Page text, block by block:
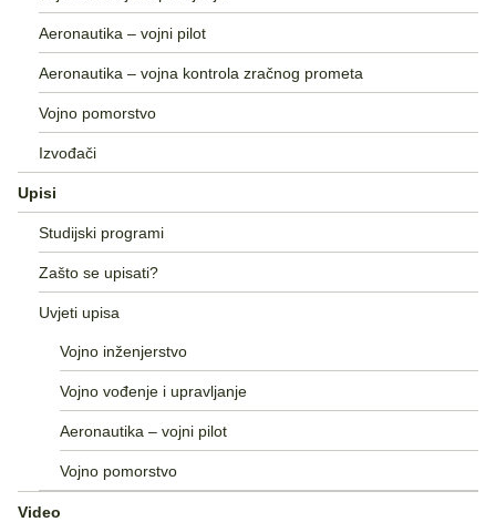
Aeronautika – vojni pilot
Aeronautika – vojna kontrola zračnog prometa
Vojno pomorstvo
Izvođači
Upisi
Studijski programi
Zašto se upisati?
Uvjeti upisa
Vojno inženjerstvo
Vojno vođenje i upravljanje
Aeronautika – vojni pilot
Vojno pomorstvo
Video